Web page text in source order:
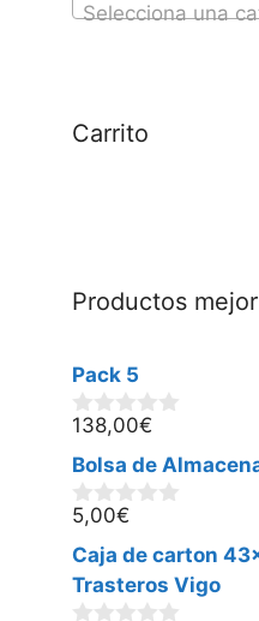
Selecciona una
Carrito
Productos
Pack 5
0
e
5
138,00€
Bolsa de
0
e
5
5,00€
Caja de carton
Trasteros Vigo